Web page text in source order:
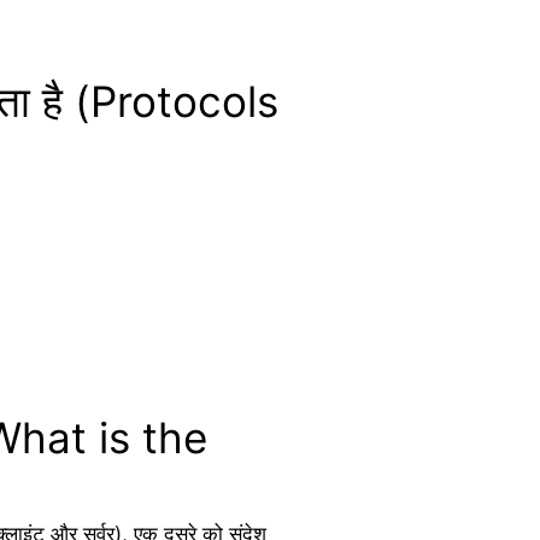
है (Protocols
is the
और सर्वर), एक दूसरे को संदेश